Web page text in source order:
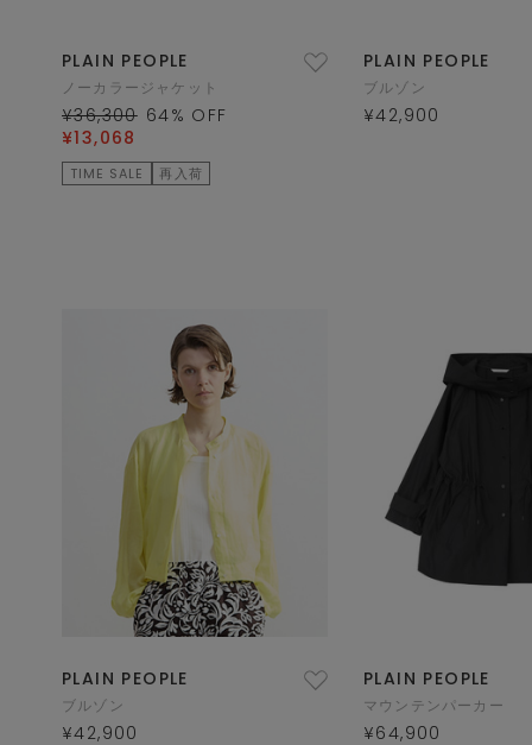
PLAIN PEOPLE
ノーカラージャケット
¥36,300 64% OFF
¥13,068
TIME SALE 再入荷
PLAIN PEOPLE
ブルゾン
¥42,900
PLAIN PEOPLE
ブルゾン
¥42,900
PLAIN PEOPLE
マウンテンパーカー
¥64,900